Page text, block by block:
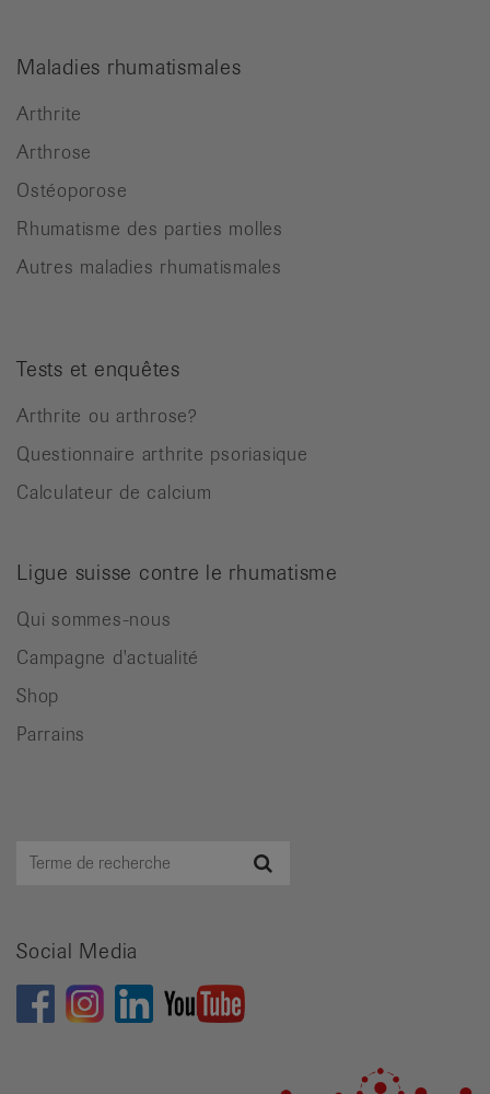
Maladies rhumatismales
Arthrite
Arthrose
Ostéoporose
Rhumatisme des parties molles
Autres maladies rhumatismales
Tests et enquêtes
Arthrite ou arthrose?
Questionnaire arthrite psoriasique
Calculateur de calcium
Ligue suisse contre le rhumatisme
Qui sommes-nous
Campagne d'actualité
Shop
Parrains
Terme
Social Media